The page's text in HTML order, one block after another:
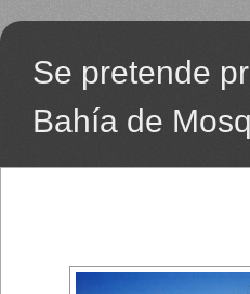
Se pretende
Bahía de